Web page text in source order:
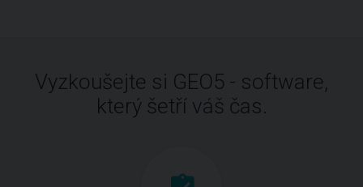
Vyzkoušejte si GEO5 - software,
který šetří váš čas.